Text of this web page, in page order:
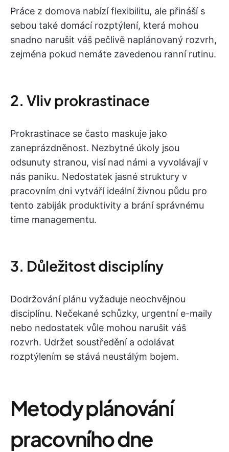
Práce z domova nabízí flexibilitu, ale přináší s
sebou také domácí rozptýlení, která mohou
snadno narušit váš pečlivě naplánovaný rozvrh,
zejména pokud nemáte zavedenou ranní rutinu.
2. Vliv prokrastinace
Prokrastinace se často maskuje jako
zaneprázdněnost. Nezbytné úkoly jsou
odsunuty stranou, visí nad námi a vyvolávají v
nás paniku. Nedostatek jasné struktury v
pracovním dni vytváří ideální živnou půdu pro
tento zabiják produktivity a brání správnému
time managementu.
3. Důležitost disciplíny
Dodržování plánu vyžaduje neochvějnou
disciplínu. Nečekané schůzky, urgentní e-maily
nebo nedostatek vůle mohou narušit váš
rozvrh. Udržet soustředění a odolávat
rozptýlením se stává neustálým bojem.
Metody plánování
pracovního dne